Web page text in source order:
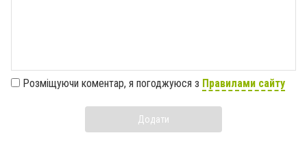
Розміщуючи коментар, я погоджуюся з Правилами сайту
Додати